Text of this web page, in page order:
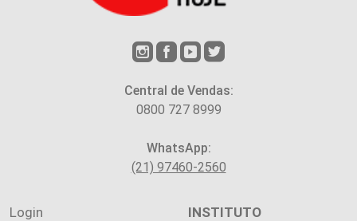
Central de Vendas:
0800 727 8999
WhatsApp:
(21) 97460-2560
Login
INSTITUTO